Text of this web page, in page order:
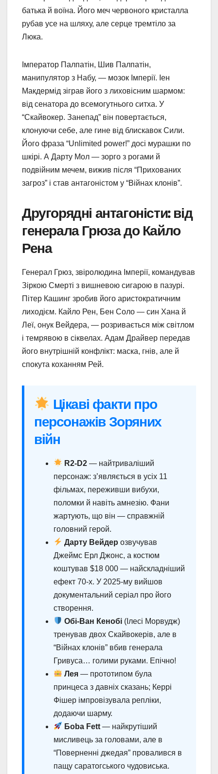
батька й воїна. Його меч червоного кристалла
рубав усе на шляху, але серце тремтіло за
Люка.
Імператор Палпатін, Шив Палпатін,
манипулятор з Набу, — мозок Імперії. Іен
Макдермід зіграв його з лиховісним шармом:
від сенатора до всемогутнього ситха. У
“Скайвокер. Занепад” він повертається,
клонуючи себе, але гине від блискавок Сили.
Його фраза “Unlimited power!” досі мурашки по
шкірі. А Дарту Мол — зорго з рогами й
подвійним мечем, вижив після “Прихованих
загроз” і став антагоністом у “Війнах клонів”.
Другорядні антагоністи: від
генерала Грюза до Кайло
Рена
Генерал Грюз, звіролюдина Імперії, командував
Зіркою Смерті з вишневою сигарою в пазурі.
Пітер Кашинг зробив його аристократичним
лиходієм. Кайло Рен, Бен Соло — син Хана й
Леї, онук Вейдера, — розривається між світлом
і темрявою в сіквелах. Адам Драйвер передав
його внутрішній конфлікт: маска, гнів, але й
спокута коханням Рей.
Цікаві факти про
персонажів Зоряних
війн
R2-D2 — найтриваліший
персонаж: з’являється в усіх 11
фільмах, переживши вибухи,
поломки й навіть амнезію. Фани
жартують, що він — справжній
головний герой.
Дарту Вейдер озвучував
Джеймс Ерл Джонс, а костюм
коштував $18 000 — найскладніший
ефект 70-х. У 2025-му вийшов
документальний серіал про його
створення.
Обі-Ван Кенобі (Ілесі Морвудж)
тренував двох Скайвокерів, але в
“Війнах клонів” вбив генерала
Гривуса… голими руками. Епічно!
Лея — прототипом була
принцеса з давніх сказань; Керрі
Фішер імпровізувала репліки,
додаючи шарму.
Бoba Fett — найкрутіший
мисливець за головами, але в
“Поверненні джедая” провалився в
пащу саратогського чудовиська.